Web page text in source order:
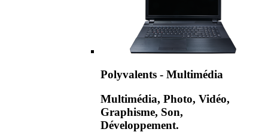
Polyvalents - Multimédia
Multimédia, Photo, Vidéo,
Graphisme, Son,
Développement.